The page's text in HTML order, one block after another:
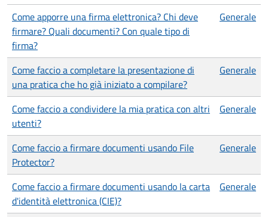
Come apporre una firma elettronica? Chi deve
firmare? Quali documenti? Con quale tipo di
firma?
Generale
Come faccio a completare la presentazione di
una pratica che ho già iniziato a compilare?
Generale
Come faccio a condividere la mia pratica con altri
utenti?
Generale
Come faccio a firmare documenti usando File
Protector?
Generale
Come faccio a firmare documenti usando la carta
d'identità elettronica (CIE)?
Generale